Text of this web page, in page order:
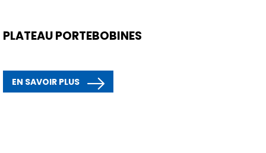
PLATEAU PORTEBOBINES
EN SAVOIR PLUS